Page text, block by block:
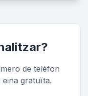
de telèfon
eina gratuïta.